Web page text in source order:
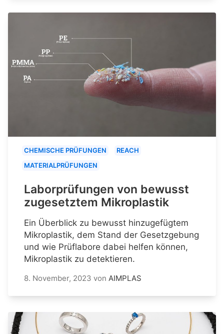
CHEMISCHE PRÜFUNGEN
REACH
MATERIALPRÜFUNGEN
Laborprüfungen von bewusst
zugesetztem Mikroplastik
Ein Überblick zu bewusst hinzugefügtem
Mikroplastik, dem Stand der Gesetzgebung
und wie Prüflabore dabei helfen können,
Mikroplastik zu detektieren.
8. November, 2023 von AIMPLAS